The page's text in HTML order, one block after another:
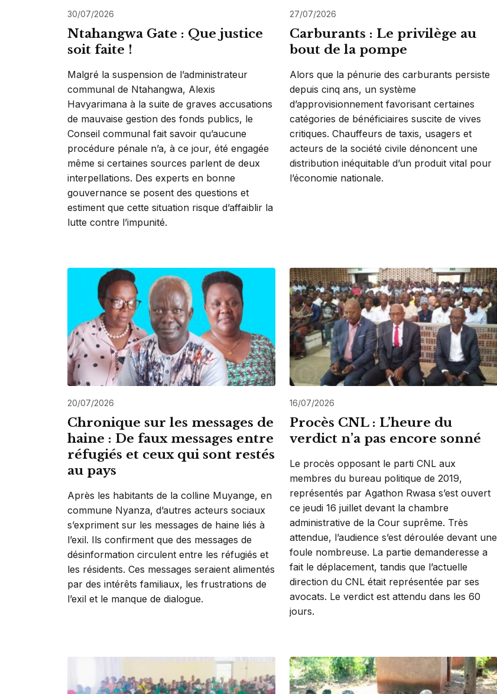
30/07/2026
Ntahangwa Gate : Que justice
soit faite !
Malgré la suspension de l’administrateur
communal de Ntahangwa, Alexis
Havyarimana à la suite de graves accusations
de mauvaise gestion des fonds publics, le
Conseil communal fait savoir qu’aucune
procédure pénale n’a, à ce jour, été engagée
même si certaines sources parlent de deux
interpellations. Des experts en bonne
gouvernance se posent des questions et
estiment que cette situation risque d’affaiblir la
lutte contre l’impunité.
27/07/2026
Carburants : Le privilège au
bout de la pompe
Alors que la pénurie des carburants persiste
depuis cinq ans, un système
d’approvisionnement favorisant certaines
catégories de bénéficiaires suscite de vives
critiques. Chauffeurs de taxis, usagers et
acteurs de la société civile dénoncent une
distribution inéquitable d’un produit vital pour
l’économie nationale.
20/07/2026
Chronique sur les messages de
haine : De faux messages entre
réfugiés et ceux qui sont restés
au pays
Après les habitants de la colline Muyange, en
commune Nyanza, d’autres acteurs sociaux
s’expriment sur les messages de haine liés à
l’exil. Ils confirment que des messages de
désinformation circulent entre les réfugiés et
les résidents. Ces messages seraient alimentés
par des intérêts familiaux, les frustrations de
l’exil et le manque de dialogue.
16/07/2026
Procès CNL : L’heure du
verdict n’a pas encore sonné
Le procès opposant le parti CNL aux
membres du bureau politique de 2019,
représentés par Agathon Rwasa s’est ouvert
ce jeudi 16 juillet devant la chambre
administrative de la Cour suprême. Très
attendue, l’audience s’est déroulée devant une
foule nombreuse. La partie demanderesse a
fait le déplacement, tandis que l’actuelle
direction du CNL était représentée par ses
avocats. Le verdict est attendu dans les 60
jours.